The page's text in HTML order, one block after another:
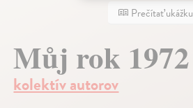
Prečítať ukážku
Můj rok 1972
kolektív autorov